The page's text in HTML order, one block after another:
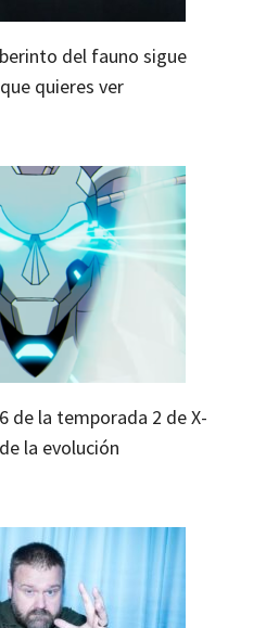
del fauno sigue
quieres ver
de la temporada 2 de X-
la evolución